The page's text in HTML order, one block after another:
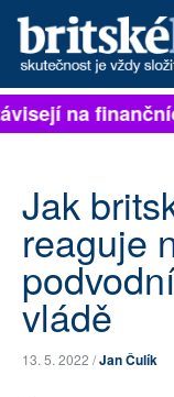
PŘIHLÁSIT
ARCHIV
ROZHOVORY
TÉMATA
NEJČTENĚJŠÍ ZA 7
na
Jak
reaguje
vládě
13. 5. 2022 /Jan Čulík